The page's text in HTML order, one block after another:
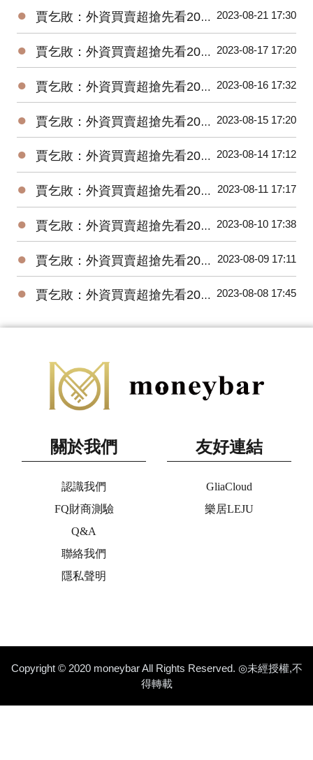
● 賈乞敗：外資買賣超搶先看20230821 2023-08-21 17:30
● 賈乞敗：外資買賣超搶先看20230817 2023-08-17 17:20
● 賈乞敗：外資買賣超搶先看20230816 2023-08-16 17:32
● 賈乞敗：外資買賣超搶先看20230815 2023-08-15 17:20
● 賈乞敗：外資買賣超搶先看20230814 2023-08-14 17:12
● 賈乞敗：外資買賣超搶先看20230811 2023-08-11 17:17
● 賈乞敗：外資買賣超搶先看20230810 2023-08-10 17:38
● 賈乞敗：外資買賣超搶先看20230809 2023-08-09 17:11
● 賈乞敗：外資買賣超搶先看20230808 2023-08-08 17:45
關於我們
認識我們
FQ財商測驗
Q&A
聯絡我們
隱私聲明
友好連結
GliaCloud
樂居LEJU
Copyright © 2020 moneybar All Rights Reserved. ◎未經授權,不
得轉載